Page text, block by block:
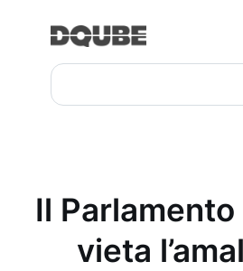
Search
Il
vieta